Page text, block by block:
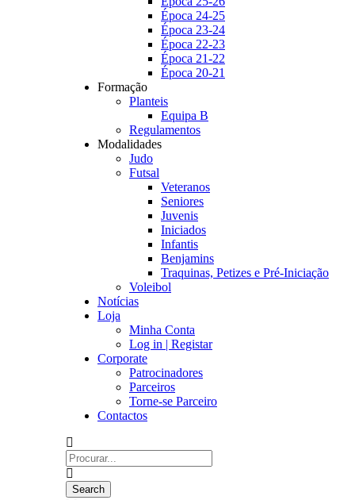
Época 24-25
Época 23-24
Época 22-23
Época 21-22
Época 20-21
Formação
Planteis
Equipa B
Regulamentos
Modalidades
Judo
Futsal
Veteranos
Seniores
Juvenis
Iniciados
Infantis
Benjamins
Traquinas, Petizes e Pré-Iniciação
Voleibol
Notícias
Loja
Minha Conta
Log in | Registar
Corporate
Patrocinadores
Parceiros
Torne-se Parceiro
Contactos